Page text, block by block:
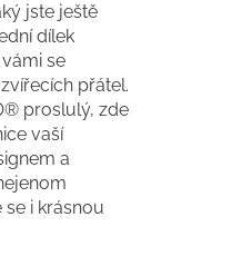
jste ještě
dílek
se
přátel.
proslulý, zde
vaší
a
i krásnou